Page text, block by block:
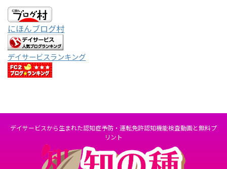
にほんブログ村
デイサービスランキング
デイサービスから生まれた認知症予防・運転免許認知機能検査動画と無料プ
リント